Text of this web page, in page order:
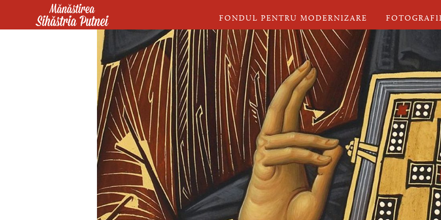
Mergi la conţinutul principal
Mănăstirea Sihăstria Putnei
FONDUL PENTRU MODERNIZARE FOTOGRAFII